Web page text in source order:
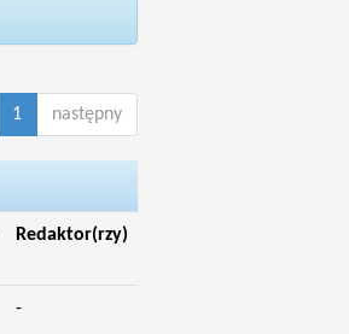
1 następny
Redaktor(rzy)
-